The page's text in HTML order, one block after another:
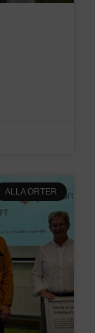
ALLA ORTER